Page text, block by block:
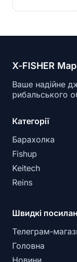
X-FISHER
Ваше надійне
рибальського
Категорії
Барахолка
Fishup
Keitech
Reins
Швидкі
Телеграм-
Головна
Новини